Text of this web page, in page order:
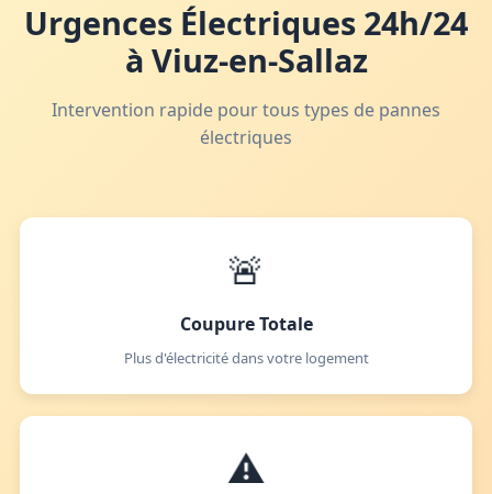
Urgences Électriques 24h/24
à Viuz-en-Sallaz
Intervention rapide pour tous types de pannes
électriques
🚨
Coupure Totale
Plus d'électricité dans votre logement
⚠️